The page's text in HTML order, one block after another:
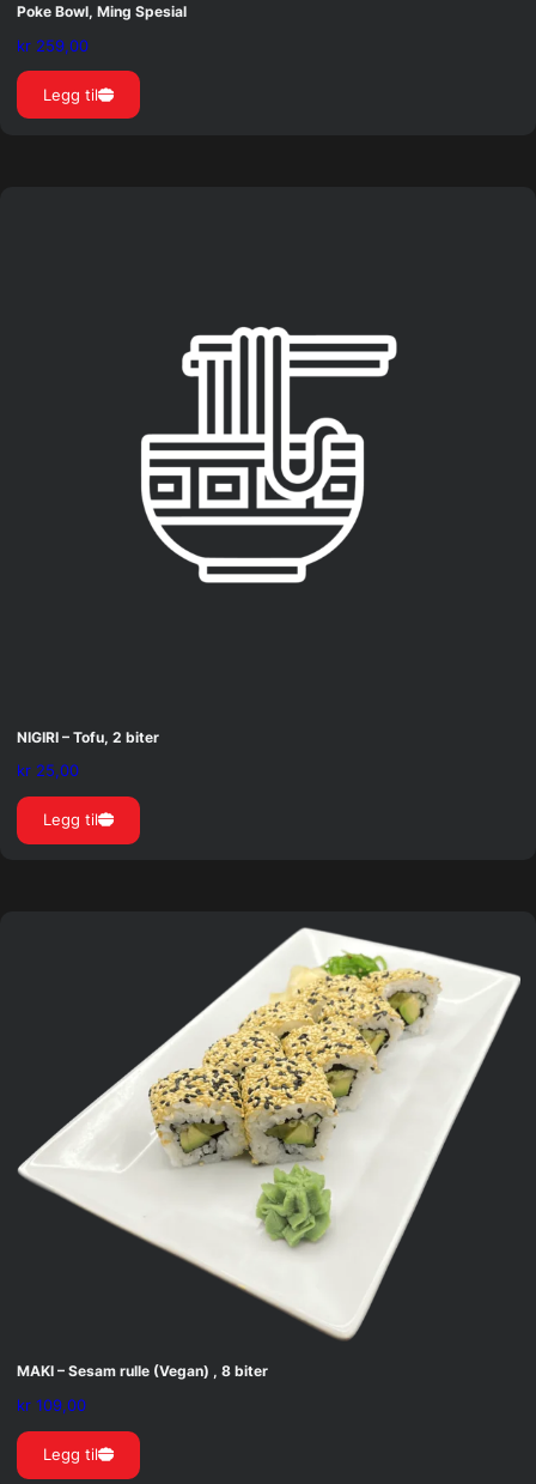
Poke Bowl, Ming Spesial
kr259,00
Legg til
NIGIRI – Tofu, 2 biter
kr25,00
Legg til
MAKI – Sesam rulle (Vegan) , 8 biter
kr109,00
Legg til